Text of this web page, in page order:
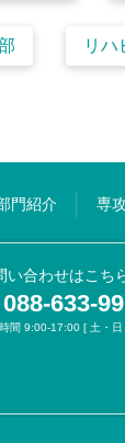
リハ
門紹介 専
い合わせはこち
088-633-
間 9:00-17:00 [ 土・日